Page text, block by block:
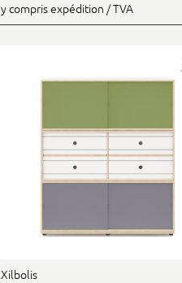
y compris expédition / TVA
Xilbolis